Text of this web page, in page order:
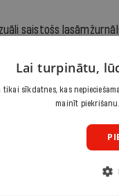
saistošs
Abonēt
Lai turpinātu,
tikai sīkdatnes, kas
mainīt